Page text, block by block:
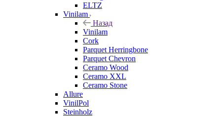
ELTZ
Vinilam
Назад
Vinilam
Cork
Parquet Herringbone
Parquet Chevron
Ceramo Wood
Ceramo XXL
Ceramo Stone
Allure
VinilPol
Steinholz